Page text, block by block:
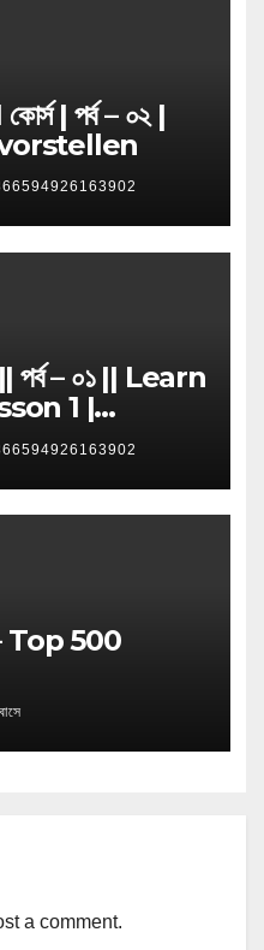
| পর্ব – ০২ |
vorstellen
|| পর্ব – ০১ || Learn
1 |
a comment.